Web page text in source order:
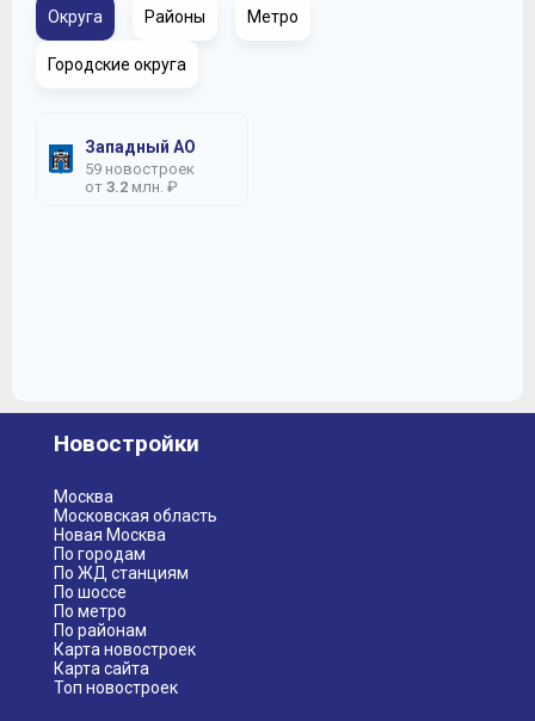
Округа Районы Метро
Городские округа
Западный АО
59 новостроек
от 3.2 млн. ₽
Новостройки
Москва
Московская область
Новая Москва
По городам
По ЖД станциям
По шоссе
По метро
По районам
Карта новостроек
Карта сайта
Топ новостроек